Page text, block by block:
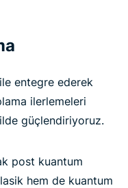
ile entegre ederek
ilerlemeleri
güçlendiriyoruz.
post kuantum
hem de kuantum